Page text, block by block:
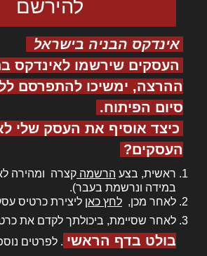
אינדקס הבניה בישראל
העסקים שירשמו לאינדקס
ההרצה, ימשיכו להתפרסם
סיום הפיתוח.
כיצד אוסיף את העסק שלי
העסקים?
ראשית, בצע הרשמה קצרה ומהירה
במידה ונרשמת בעבר).
לאחר מכן, לחץ כאן ליצירת כרטיס
לאחר שסיימת, ביכולתך לקדם את
בולט בדף הראשי . לפרטים